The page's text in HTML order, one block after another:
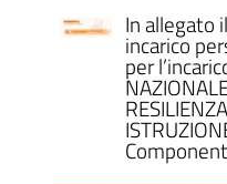
In allegato
incarico
per